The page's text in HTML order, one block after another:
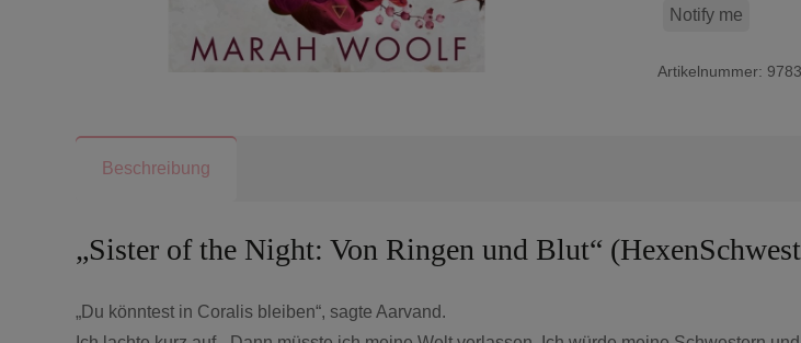
Notify me
Artikelnummer:
Beschreibung
„Sister of the Night: Von Ringen und Blut“
„Du könntest in Coralis bleiben“, sagte Aarvand.